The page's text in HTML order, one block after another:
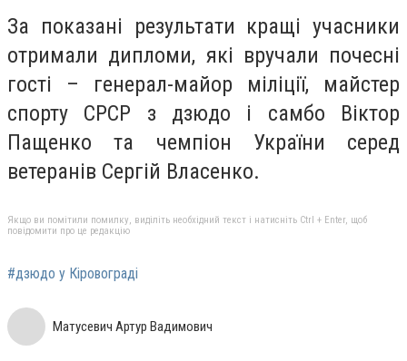
За показані результати кращі учасники
отримали дипломи, які вручали почесні
гості – генерал-майор міліції, майстер
спорту СРСР з дзюдо і самбо Віктор
Пащенко та чемпіон України серед
ветеранів Сергій Власенко.
Якщо ви помітили помилку, виділіть необхідний текст і натисніть Ctrl + Enter, щоб
повідомити про це редакцію
#дзюдо у Кіровограді
Матусевич Артур Вадимович